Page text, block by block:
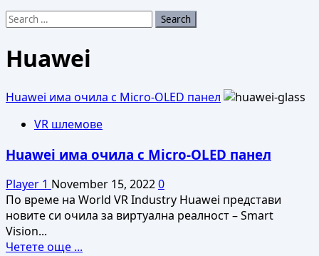
Search
Huawei
Huawei има очила с Micro-OLED панел
VR шлемове
Huawei има очила с Micro-OLED панел
Player 1 November 15, 20220
По време на World VR Industry Huawei представи
новите си очила за виртуална реалност – Smart
Vision...
Четете още ...